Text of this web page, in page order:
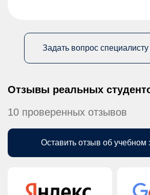
Задать вопрос
Отзывы реальных
10 проверенных отзывов
Оставить отзыв об учебном